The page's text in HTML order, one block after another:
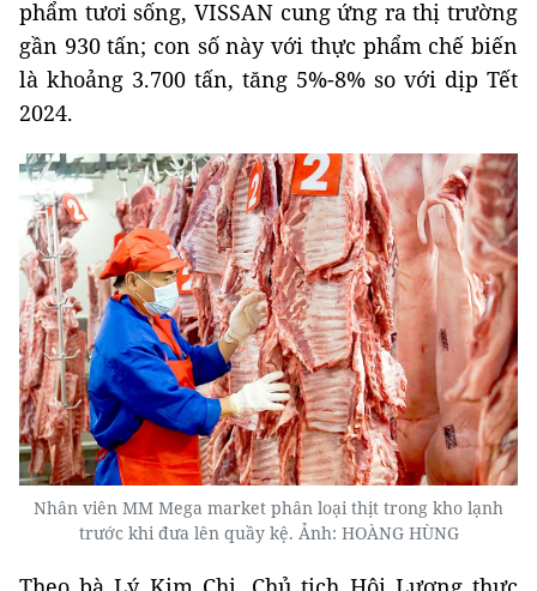
phẩm tươi sống, VISSAN cung ứng ra thị trường
gần 930 tấn; con số này với thực phẩm chế biến
là khoảng 3.700 tấn, tăng 5%-8% so với dịp Tết
2024.
Nhân viên MM Mega market phân loại thịt trong kho lạnh
trước khi đưa lên quầy kệ. Ảnh: HOÀNG HÙNG